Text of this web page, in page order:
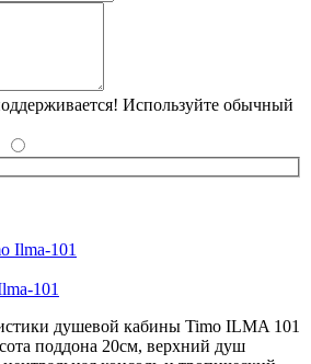
Используйте обычный
101
душевой кабины Timo ILMA 101
поддона 20см, верхний душ